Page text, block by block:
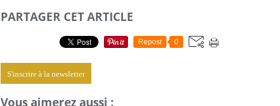
PARTAGER CET ARTICLE
Repost 0
S'inscrire à la newsletter
Vous aimerez aussi :